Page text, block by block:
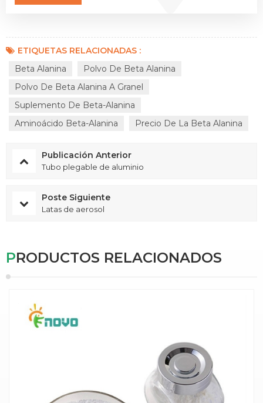
ETIQUETAS RELACIONADAS :
Beta Alanina
Polvo De Beta Alanina
Polvo De Beta Alanina A Granel
Suplemento De Beta-Alanina
Aminoácido Beta-Alanina
Precio De La Beta Alanina
Publicación Anterior
Tubo plegable de aluminio
Poste Siguiente
Latas de aerosol
PRODUCTOS RELACIONADOS